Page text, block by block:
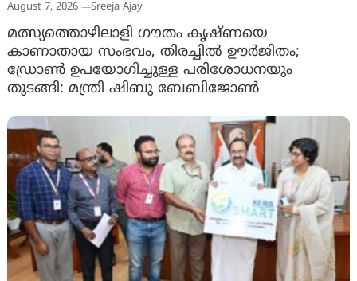
August 7, 2026 Sreeja Ajay
മത്സ്യത്തൊഴിലാളി ഗൗതം കൃഷ്ണയെ
കാണാതായ സംഭവം, തിരച്ചിൽ ഊർജിതം;
ഡ്രോണ്‍ ഉപയോഗിച്ചുള്ള പരിശോധനയും
തുടങ്ങി: മന്ത്രി ഷിബു ബേബിജോണ്‍